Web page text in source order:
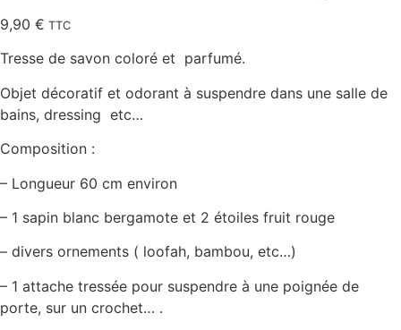
9,90 € TTC
Tresse de savon coloré et parfumé.
Objet décoratif et odorant à suspendre dans une salle de
bains, dressing etc…
Composition :
– Longueur 60 cm environ
– 1 sapin blanc bergamote et 2 étoiles fruit rouge
– divers ornements ( loofah, bambou, etc…)
– 1 attache tressée pour suspendre à une poignée de
porte, sur un crochet… .